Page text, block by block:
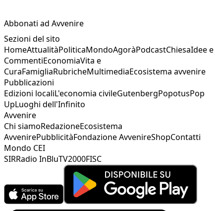
Abbonati ad Avvenire
Sezioni del sito
HomeAttualitàPoliticaMondoAgoràPodcastChiesaIdee e
CommentiEconomiaVita e
CuraFamigliaRubricheMultimediaEcosistema avvenire
Pubblicazioni
Edizioni localiL'economia civileGutenbergPopotusPop
UpLuoghi dell'Infinito
Avvenire
Chi siamoRedazioneEcosistema
AvvenirePubblicitàFondazione AvvenireShopContatti
Mondo CEI
SIRRadio InBluTV2000FISC